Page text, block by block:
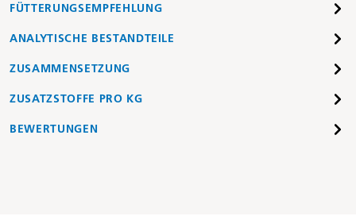
FÜTTERUNGSEMPFEHLUNG
ANALYTISCHE BESTANDTEILE
ZUSAMMENSETZUNG
ZUSATZSTOFFE PRO KG
BEWERTUNGEN